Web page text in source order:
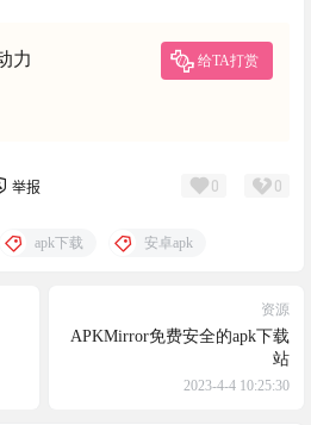
力 给TA打赏
举报 0 0
apk下载 安卓apk
资源
APKMirror免费安全的apk下载
站
2023-4-4 10:25:30